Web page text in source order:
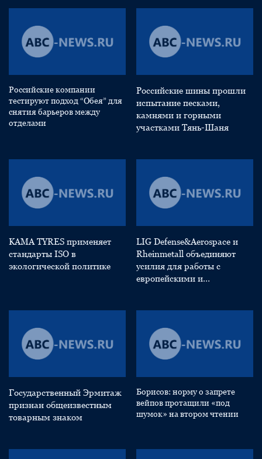
Российские компании
тестируют подход “Обея” для
снятия барьеров между
отделами
Российские шины прошли
испытание песками,
камнями и горными
участками Тянь-Шаня
KAMA TYRES применяет
стандарты ISO в
экологической политике
LIG Defense&Aerospace и
Rheinmetall объединяют
усилия для работы с
европейскими и
Государственный Эрмитаж
признан общеизвестным
товарным знаком
Борисов: норму о запрете
вейпов протащили «под
шумок» на втором чтении